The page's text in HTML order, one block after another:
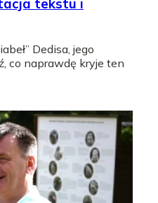
tekstu i
Dedisa, jego
co naprawdę kryje ten